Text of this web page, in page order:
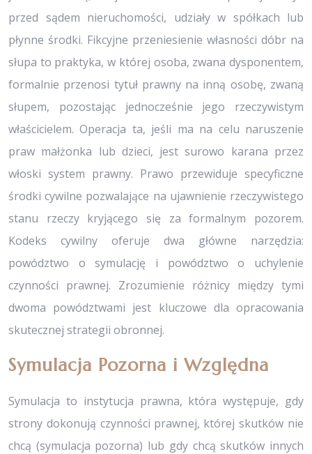
przed sądem nieruchomości, udziały w spółkach lub
płynne środki. Fikcyjne przeniesienie własności dóbr na
słupa to praktyka, w której osoba, zwana dysponentem,
formalnie przenosi tytuł prawny na inną osobę, zwaną
słupem, pozostając jednocześnie jego rzeczywistym
właścicielem. Operacja ta, jeśli ma na celu naruszenie
praw małżonka lub dzieci, jest surowo karana przez
włoski system prawny. Prawo przewiduje specyficzne
środki cywilne pozwalające na ujawnienie rzeczywistego
stanu rzeczy kryjącego się za formalnym pozorem.
Kodeks cywilny oferuje dwa główne narzędzia:
powództwo o symulację i powództwo o uchylenie
czynności prawnej. Zrozumienie różnicy między tymi
dwoma powództwami jest kluczowe dla opracowania
skutecznej strategii obronnej.
Symulacja Pozorna i Względna
Symulacja to instytucja prawna, która występuje, gdy
strony dokonują czynności prawnej, której skutków nie
chcą (symulacja pozorna) lub gdy chcą skutków innych